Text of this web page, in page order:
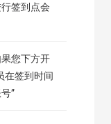
签到点会
您下方开
在签到时间
”